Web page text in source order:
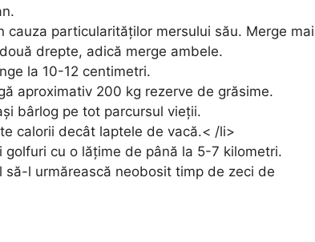
particularităților mersului său. Merge mai
drepte, adică merge ambele.
la 10-12 centimetri.
aproximativ 200 kg rezerve de grăsime.
bârlog pe tot parcursul vieții.
calorii decât laptele de vacă.< /li>
cu o lățime de până la 5-7 kilometri.
l urmărească neobosit timp de zeci de